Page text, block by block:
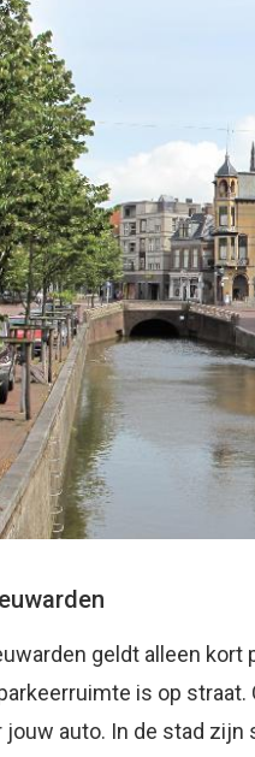
geldt alleen kort
is op
auto. In de stad zijn